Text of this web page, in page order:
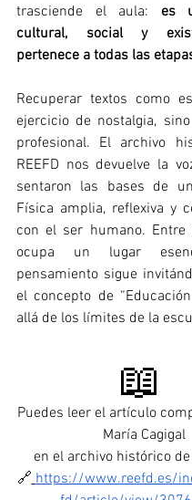
trasciende el aula: es
cultural, social y
pertenece a todas las
Recuperar textos como
ejercicio de nostalgia,
profesional. El archivo
REEFD nos devuelve la
sentaron las bases de
Física amplia, reflexiva y
con el ser humano. Entre
ocupa un lugar
pensamiento sigue
el concepto de
allá de los límites de la
📖
Puedes leer el artículo
María Cagigal
en el archivo histórico de
🔗 https://www.reefd.es/